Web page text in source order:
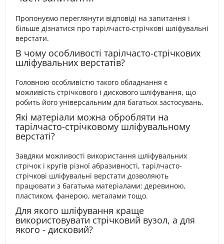
Пропонуємо переглянути відповіді на запитання і
більше дізнатися про тарілчасто-стрічкові шліфувальні
верстати.
В чому особливості тарілчасто-стрічкових
шліфувальних верстатів?
Головною особливістю такого обладнання є
можливість стрічкового і дискового шліфування, що
робить його універсальним для багатьох застосувань.
Які матеріали можна обробляти на
тарілчасто-стрічковому шліфувальному
верстаті?
Завдяки можливості використання шліфувальних
стрічок і кругів різної абразивності, тарілчасто-
стрічкові шліфувальні верстати дозволяють
працювати з багатьма матеріалами: деревиною,
пластиком, фанерою, металами тощо.
Для якого шліфування краще
використовувати стрічковий вузол, а для
якого - дисковий?